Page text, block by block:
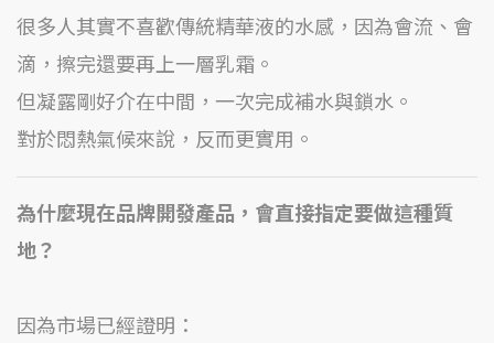
很多人其實不喜歡傳統精華液的水感，因為會流、會
滴，擦完還要再上一層乳霜。
但凝露剛好介在中間，一次完成補水與鎖水。
對於悶熱氣候來說，反而更實用。
為什麼現在品牌開發產品，會直接指定要做這種質
地？
因為市場已經證明：